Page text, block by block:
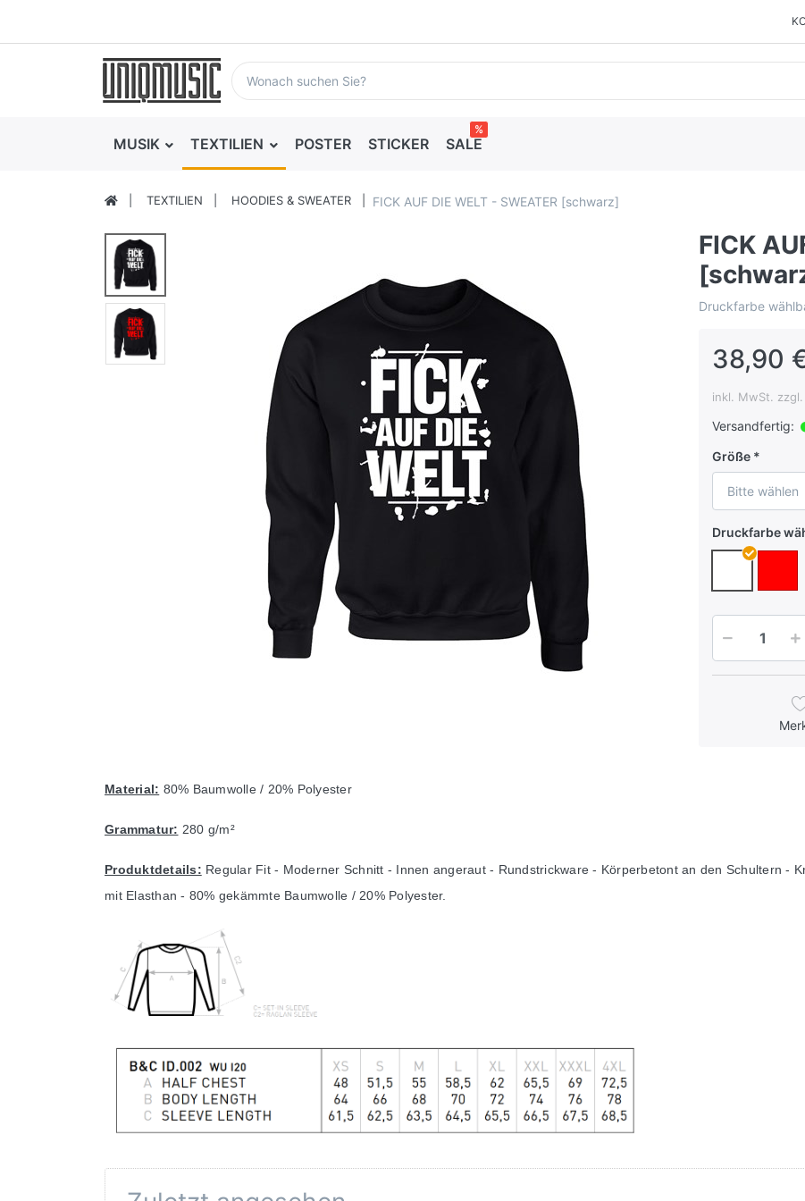
MUSIK TEXTILIEN POSTER STICKER SALE
%
TEXTILIEN HOODIES & SWEATER FICK AUF DIE WELT - SWEATER [schwarz]
FICK
Druckfarbe
38,90
inkl. MwSt. zzgl.
Versandfertig:
Größe
Bitte wählen
Druckfarbe
Material: 80% Baumwolle / 20% Polyester
Grammatur: 280 g/m²
Produktdetails: Regular Fit - Moderner Schnitt - Innen angeraut - Rundstrickware - Körperbetont an den Schultern -
mit Elasthan - 80% gekämmte Baumwolle / 20% Polyester.